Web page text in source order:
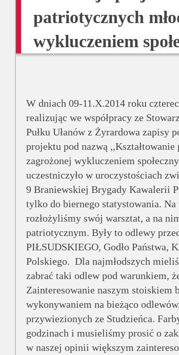
patriotycznych
wykluczeniem
W dniach 09-11.X.2014 roku
realizując we współpracy ze
Pułku Ułanów z Żyrardowa zapisy
projektu pod nazwą
zagrożonej wykluczeniem
uczestniczyło w uroczystościach
9 Braniewskiej Brygady Kawalerii
tylko do biernego statystowania.
rozłożyliśmy swój warsztat, a na
patriotycznym. Były to odlewy
PIŁSUDSKIEGO, Godło
Polskiego. Dla najmłodszych
zabrać taki odlew pod warunkiem,
Zainteresowanie naszym stoiskiem
wykonywaniem na bieżąco
przywiezionych ze Studzieńca.
godzinach i musieliśmy prosić o
w naszej opinii większym